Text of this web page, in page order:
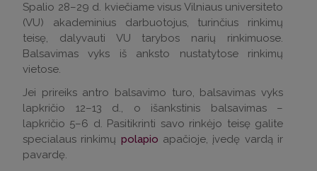
Spalio 28–29 d. kviečiame visus Vilniaus universiteto
(VU) akademinius darbuotojus, turinčius rinkimų
teisę, dalyvauti VU tarybos narių rinkimuose.
Balsavimas vyks iš anksto nustatytose rinkimų
vietose.
Jei prireiks antro balsavimo turo, balsavimas vyks
lapkričio 12–13 d., o išankstinis balsavimas –
lapkričio 5–6 d. Pasitikrinti savo rinkėjo teisę galite
specialaus rinkimų polapio apačioje, įvedę vardą ir
pavardę.